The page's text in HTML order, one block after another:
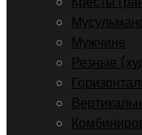
Мужчине
Резные